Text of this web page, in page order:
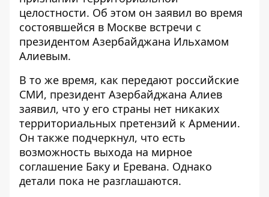
целостности. Об этом он заявил во время
состоявшейся в Москве встречи с
президентом Азербайджана Ильхамом
Алиевым.
В то же время, как передают российские
СМИ, президент Азербайджана Алиев
заявил, что у его страны нет никаких
территориальных претензий к Армении.
Он также подчеркнул, что есть
возможность выхода на мирное
соглашение Баку и Еревана. Однако
детали пока не разглашаются.